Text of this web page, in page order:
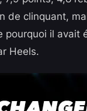
de clinquant,
il avait
Heels.